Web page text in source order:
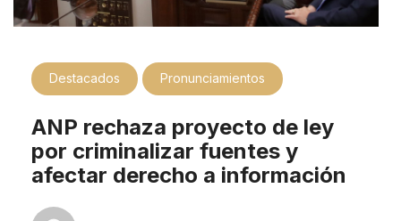
Destacados Pronunciamientos
ANP rechaza proyecto de ley
por criminalizar fuentes y
afectar derecho a información